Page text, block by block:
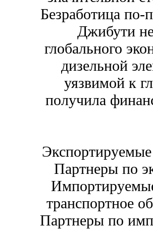
Безработица по-
Джибути
глобального
дизельной
уязвимой к
получила
Партнеры по
транспортное
Партнеры по